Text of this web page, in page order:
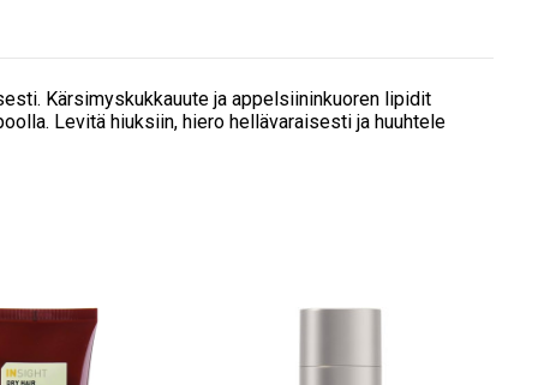
Kärsimyskukkauute ja appelsiininkuoren lipidit
Levitä hiuksiin, hiero hellävaraisesti ja huuhtele